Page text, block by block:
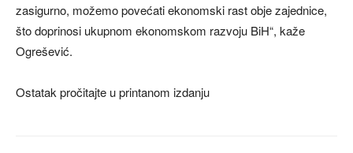
zasigurno, možemo povećati ekonomski rast obje zajednice,
što doprinosi ukupnom ekonomskom razvoju BiH“, kaže
Ogrešević.
Ostatak pročitajte u printanom izdanju